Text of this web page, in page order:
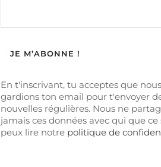
En t'inscrivant, tu acceptes que nous
gardions ton email pour t'envoyer
nouvelles régulières. Nous ne
jamais ces données avec qui que ce
peux lire notre politique de